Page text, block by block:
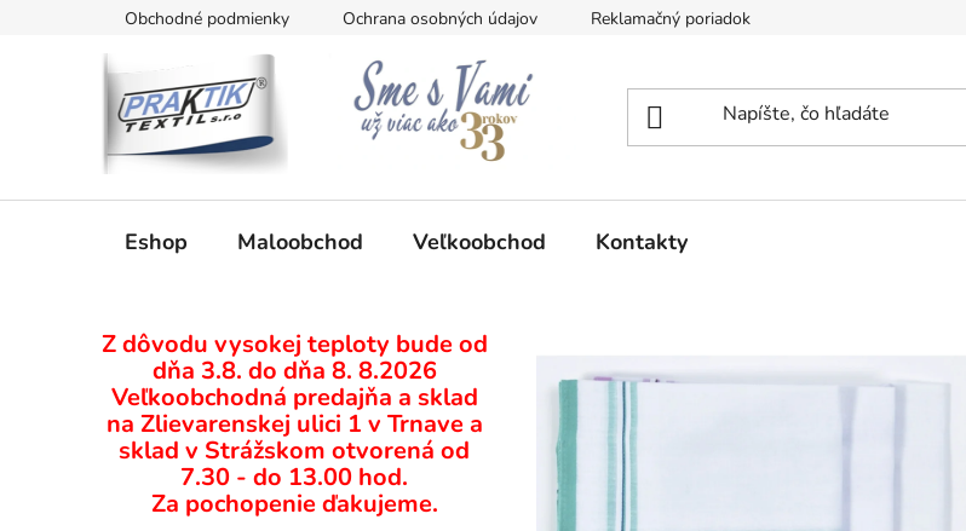
Obchodné podmienky Ochrana osobných údajov Reklamačný poriadok
Eshop Maloobchod Veľkoobchod Kontakty
o
č
n
Z dôvodu vysokej teploty bude od
dňa 3.8. do dňa 8. 8.2026
Veľkoobchodná predajňa a sklad
na Zlievarenskej ulici 1 v Trnave a
sklad v Strážskom otvorená od
7.30 - do 13.00 hod.
Za pochopenie ďakujeme.